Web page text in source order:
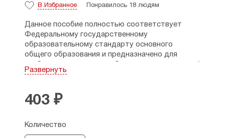
В Избранное Понравилось 18 людям
Данное пособие полностью соответствует
Федеральному государственному
образовательному стандарту основного
общего образования и предназначено для
области «Основы духовно-нравственной
Пособие является частью учебно-
по проекту А. В. Бородиной «Основы
Развернуть
403 ₽
Количество